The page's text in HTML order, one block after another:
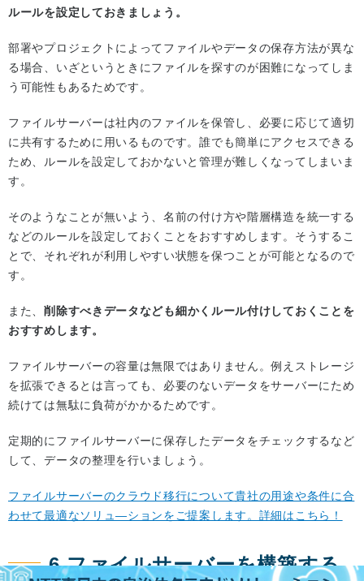
ルールを設定しておきましょう。
部署やプロジェクトによってファイルやデータの保存方法が異な
る場合、いざというときにファイルを探すのが困難になってしま
う可能性もあるためです。
ファイルサーバーは社内のファイルを保管し、必要に応じて適切
に共有するために用いるものです。誰でも簡単にアクセスできる
ため、ルールを設定しておかないと管理が難しくなってしまいま
す。
そのようなことが無いよう、名前の付け方や階層構造を統一する
などのルールを設定しておくことをおすすめします。そうするこ
とで、それぞれが利用しやすい状態を保つことが可能となるので
す。
また、削除すべきデータなども細かくルール付けしておくことを
おすすめします。
ファイルサーバーの容量は無限ではありません。例えストレージ
を拡張できるとは言っても、必要のないデータをサーバーにため
続けては無駄に負荷がかかるためです。
定期的にファイルサーバーに保存したデータをチェックするなど
して、データの整理を行いましょう。
ファイルサーバーのクラウド移行について貴社の用途や条件に合
わせて最適なソリュ―ションをご提案します。詳細はこちら！
6.ファイルサーバーを構築する